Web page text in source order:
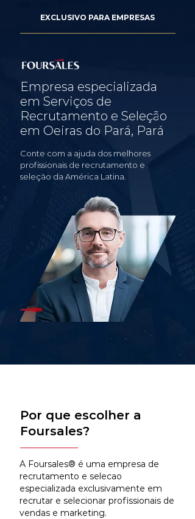
EXCLUSIVO PARA EMPRESAS
Empresa especializada
em Serviços de
Recrutamento e Seleção
em Oeiras do Pará, Pará
Conte com a ajuda dos melhores
profissionais de recrutamento e
seleção da América Latina.
Por que escolher a
Foursales?
A Foursales® é uma empresa de
recrutamento e selecao
especializada exclusivamente em
recrutar e selecionar profissionais de
vendas e marketing.